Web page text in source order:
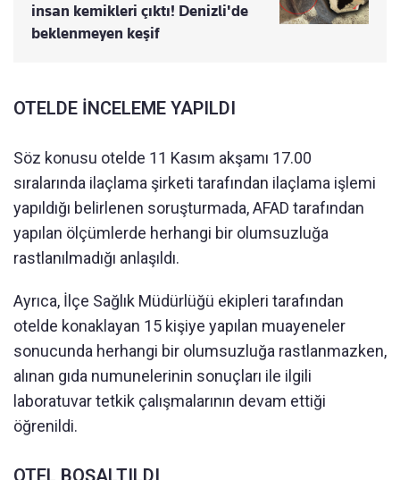
insan kemikleri çıktı! Denizli'de
beklenmeyen keşif
OTELDE İNCELEME YAPILDI
Söz konusu otelde 11 Kasım akşamı 17.00
sıralarında ilaçlama şirketi tarafından ilaçlama işlemi
yapıldığı belirlenen soruşturmada, AFAD tarafından
yapılan ölçümlerde herhangi bir olumsuzluğa
rastlanılmadığı anlaşıldı.
Ayrıca, İlçe Sağlık Müdürlüğü ekipleri tarafından
otelde konaklayan 15 kişiye yapılan muayeneler
sonucunda herhangi bir olumsuzluğa rastlanmazken,
alınan gıda numunelerinin sonuçları ile ilgili
laboratuvar tetkik çalışmalarının devam ettiği
öğrenildi.
OTEL BOŞALTILDI